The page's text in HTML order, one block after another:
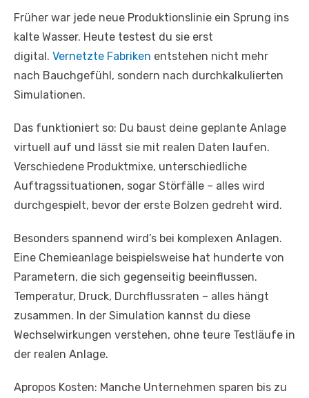
Früher war jede neue Produktionslinie ein Sprung ins
kalte Wasser. Heute testest du sie erst
digital. Vernetzte Fabriken entstehen nicht mehr
nach Bauchgefühl, sondern nach durchkalkulierten
Simulationen.
Das funktioniert so: Du baust deine geplante Anlage
virtuell auf und lässt sie mit realen Daten laufen.
Verschiedene Produktmixe, unterschiedliche
Auftragssituationen, sogar Störfälle – alles wird
durchgespielt, bevor der erste Bolzen gedreht wird.
Besonders spannend wird’s bei komplexen Anlagen.
Eine Chemieanlage beispielsweise hat hunderte von
Parametern, die sich gegenseitig beeinflussen.
Temperatur, Druck, Durchflussraten – alles hängt
zusammen. In der Simulation kannst du diese
Wechselwirkungen verstehen, ohne teure Testläufe in
der realen Anlage.
Apropos Kosten: Manche Unternehmen sparen bis zu